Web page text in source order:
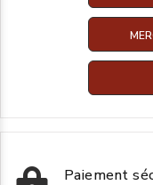
Paiement